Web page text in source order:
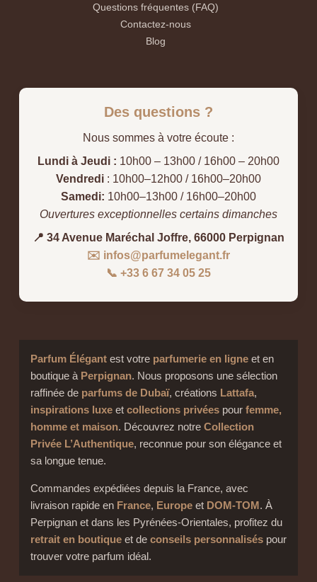
Questions fréquentes (FAQ)
Contactez-nous
Blog
Des questions ?
Nous sommes à votre écoute :
Lundi à Jeudi : 10h00 – 13h00 / 16h00 – 20h00
Vendredi : 10h00–12h00 / 16h00–20h00
Samedi: 10h00–13h00 / 16h00–20h00
Ouvertures exceptionnelles certains dimanches
📍 34 Avenue Maréchal Joffre, 66000 Perpignan
✉️ infos@parfumelegant.fr
📞 +33 6 67 34 05 25
Parfum Élégantest votre parfumerie en ligneet en
boutique à Perpignan. Nous proposons une sélection
raffinée de parfums de Dubaï, créations Lattafa,
inspirations luxeet collections privéespour femme,
homme et maison. Découvrez notre Collection
Privée L’Authentique, reconnue pour son élégance et
sa longue tenue.
Commandes expédiées depuis la France, avec
livraison rapide en France, Europeet DOM-TOM. À
Perpignan et dans les Pyrénées-Orientales, profitez du
retrait en boutiqueet de conseils personnaliséspour
trouver votre parfum idéal.